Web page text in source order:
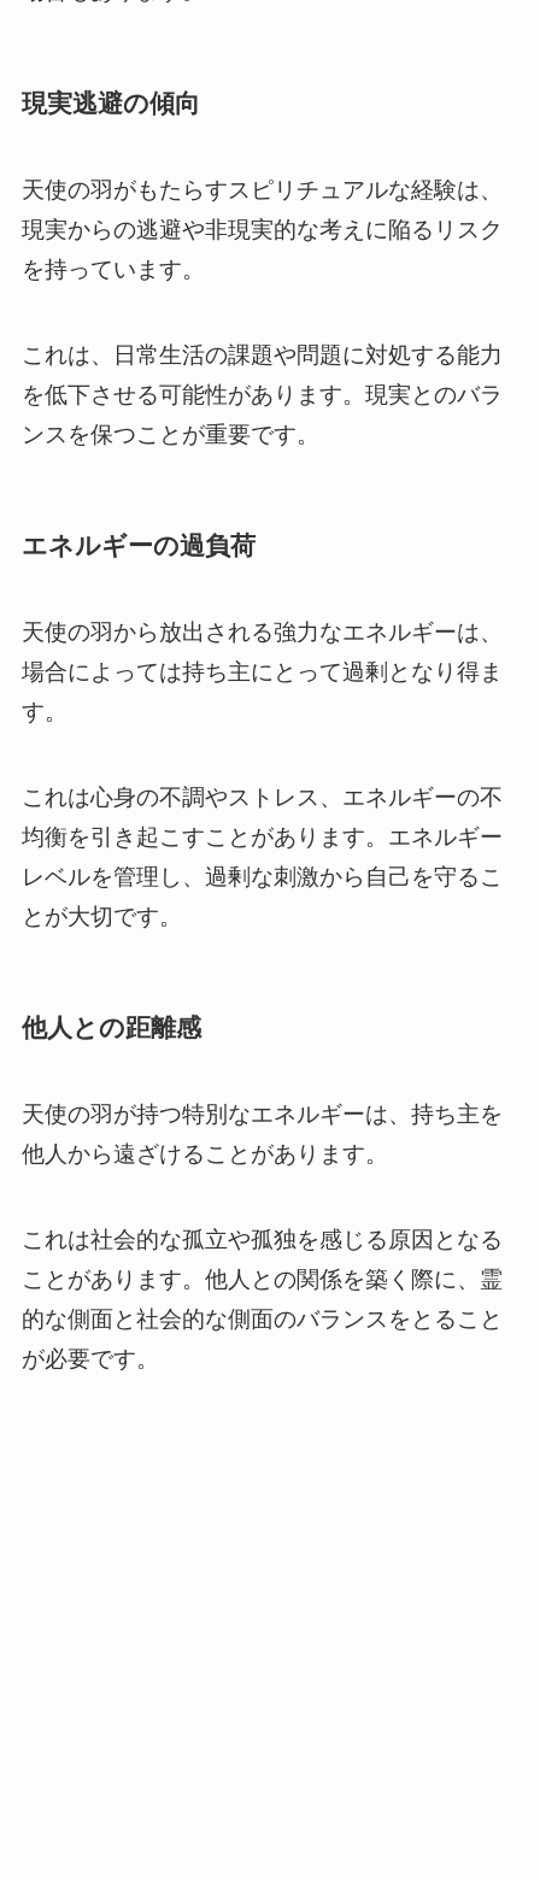
現実逃避の傾向
天使の羽がもたらすスピリチュアルな経験は、
現実からの逃避や非現実的な考えに陥るリスク
を持っています。
これは、日常生活の課題や問題に対処する能力
を低下させる可能性があります。現実とのバラ
ンスを保つことが重要です。
エネルギーの過負荷
天使の羽から放出される強力なエネルギーは、
場合によっては持ち主にとって過剰となり得ま
す。
これは心身の不調やストレス、エネルギーの不
均衡を引き起こすことがあります。エネルギー
レベルを管理し、過剰な刺激から自己を守るこ
とが大切です。
他人との距離感
天使の羽が持つ特別なエネルギーは、持ち主を
他人から遠ざけることがあります。
これは社会的な孤立や孤独を感じる原因となる
ことがあります。他人との関係を築く際に、霊
的な側面と社会的な側面のバランスをとること
が必要です。